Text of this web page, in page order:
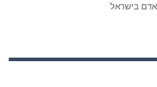
אדם בישראל